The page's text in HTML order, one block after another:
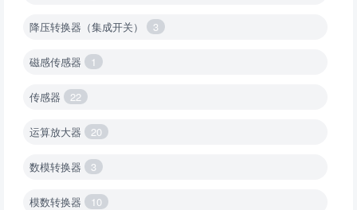
降压转换器（集成开关） 3
磁感传感器 1
传感器 22
运算放大器 20
数模转换器 3
模数转换器 10